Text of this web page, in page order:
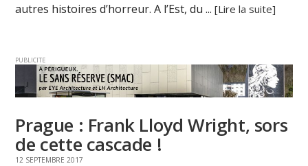
autres histoires d’horreur. A l’Est, du ...[Lire la suite]
PUBLICITE
Prague : Frank Lloyd Wright, sors
de cette cascade !
12 SEPTEMBRE 2017